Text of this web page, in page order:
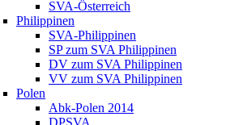
SVA-Österreich
Philippinen
SVA-Philippinen
SP zum SVA Philippinen
DV zum SVA Philippinen
VV zum SVA Philippinen
Polen
Abk-Polen 2014
DPSVA